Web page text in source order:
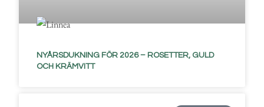
NYÅRSDUKNING FÖR 2026 – ROSETTER, GULD
OCH KRÄMVITT